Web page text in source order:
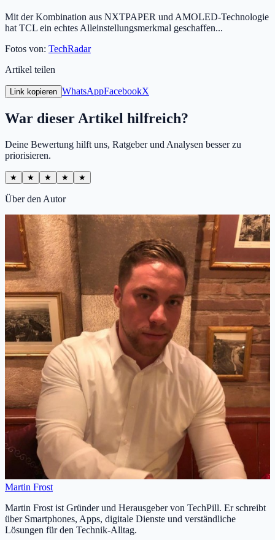
Mit der Kombination aus NXTPAPER und AMOLED-Technologie
hat TCL ein echtes Alleinstellungsmerkmal geschaffen...
Fotos von: TechRadar
Artikel teilen
Link kopieren WhatsAppFacebookX
War dieser Artikel hilfreich?
Deine Bewertung hilft uns, Ratgeber und Analysen besser zu
priorisieren.
★ ★ ★ ★ ★
Über den Autor
Martin Frost
Martin Frost ist Gründer und Herausgeber von TechPill. Er schreibt
über Smartphones, Apps, digitale Dienste und verständliche
Lösungen für den Technik-Alltag.